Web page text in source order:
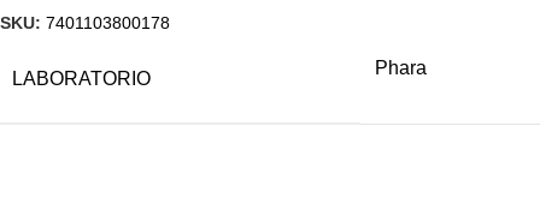
SKU: 7401103800178
LABORATORIO
Phara